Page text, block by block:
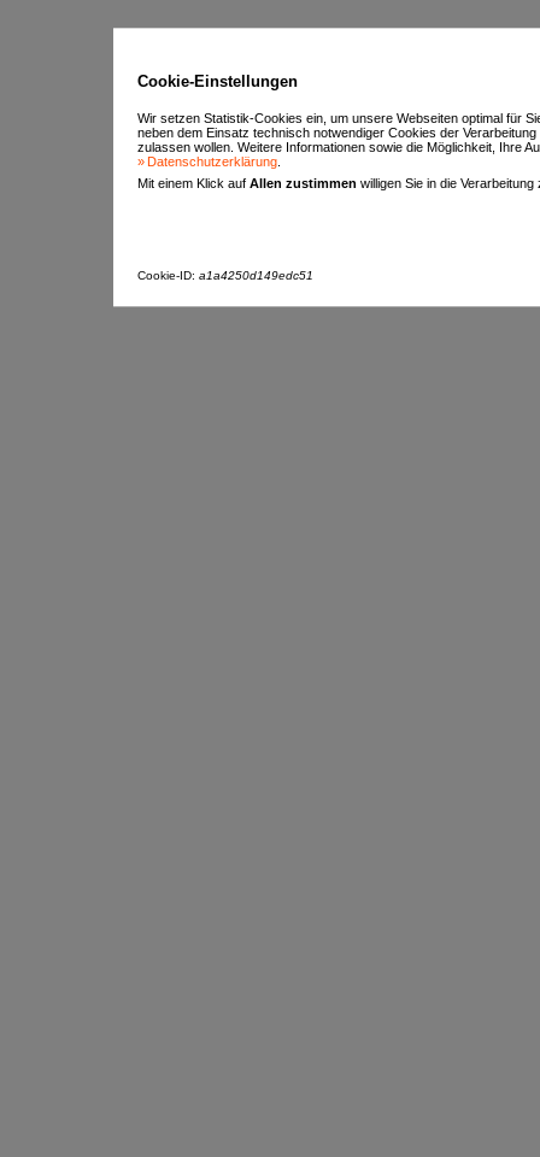
Cookie-Einstellungen
Wir setzen Statistik-Cookies ein, um unsere Webseiten optimal für
neben dem Einsatz technisch notwendiger Cookies der
zulassen wollen. Weitere Informationen sowie die Möglichkeit, Ihre
Datenschutzerklärung
Mit einem Klick auf Allen zustimmen willigen Sie in die
Cookie-ID: a1a4250d149edc51